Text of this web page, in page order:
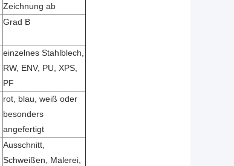
Zeichnung ab
Grad B
einzelnes Stahlblech,
RW, ENV, PU, XPS,
PF
rot, blau, weiß oder
besonders
angefertigt
Ausschnitt,
Schweißen, Malerei,